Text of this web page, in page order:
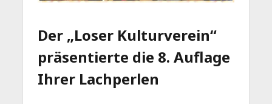
Der „Loser Kulturverein“
präsentierte die 8. Auflage
Ihrer Lachperlen